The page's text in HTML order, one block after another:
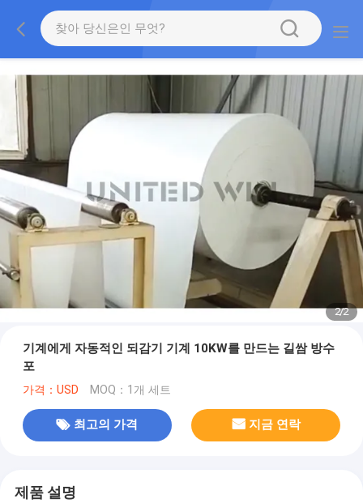
2/2
기계에게 자동적인 되감기 기계 10KW를 만드는 길쌈 방수
포
가격：USD MOQ：1개 세트
최고의 가격 지금 연락
제품 설명